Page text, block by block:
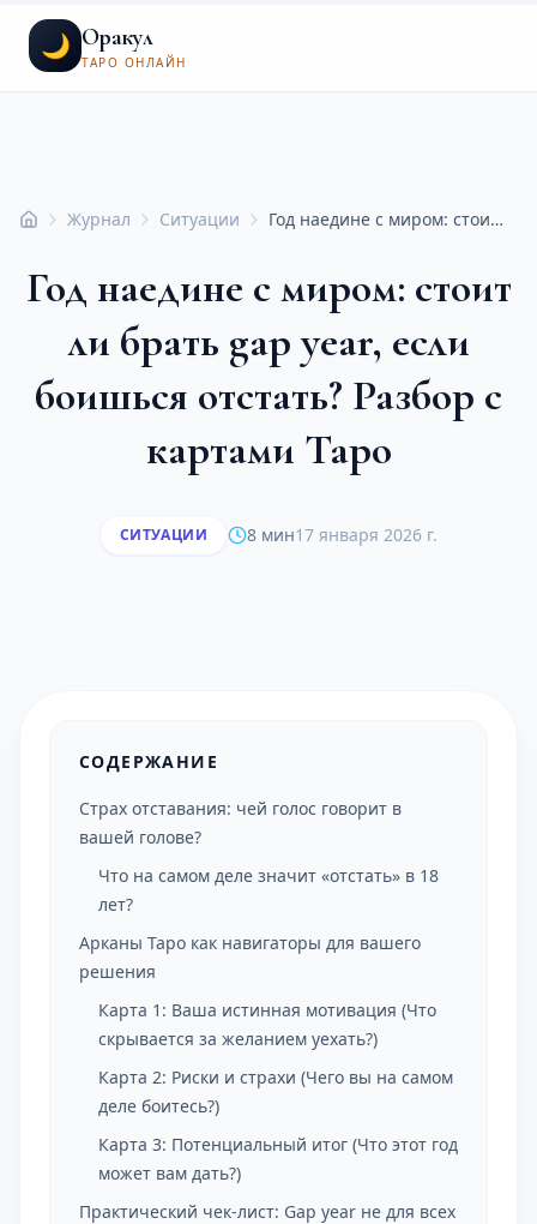
🌙 Оракул
ТАРО ОНЛАЙН
ГлавнаяЖурнал Ситуации Год наедине с миром: стоит ли брать gap year, если боишься отстать? Разбор с картами Таро
Год наедине с миром: стоит
ли брать gap year, если
боишься отстать? Разбор с
картами Таро
СИТУАЦИИ 8 мин17 января 2026 г.
СОДЕРЖАНИЕ
Страх отставания: чей голос говорит в
вашей голове?
Что на самом деле значит «отстать» в 18
лет?
Арканы Таро как навигаторы для вашего
решения
Карта 1: Ваша истинная мотивация (Что
скрывается за желанием уехать?)
Карта 2: Риски и страхи (Чего вы на самом
деле боитесь?)
Карта 3: Потенциальный итог (Что этот год
может вам дать?)
Практический чек-лист: Gap year не для всех